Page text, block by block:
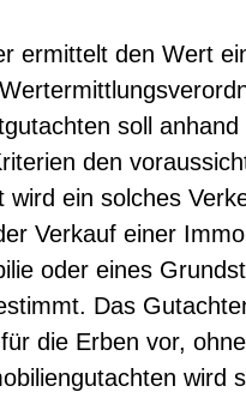
ermittelt den Wert
soll
den
wird ein solches
Verkauf einer
oder eines
Das
die Erben vor,
wird